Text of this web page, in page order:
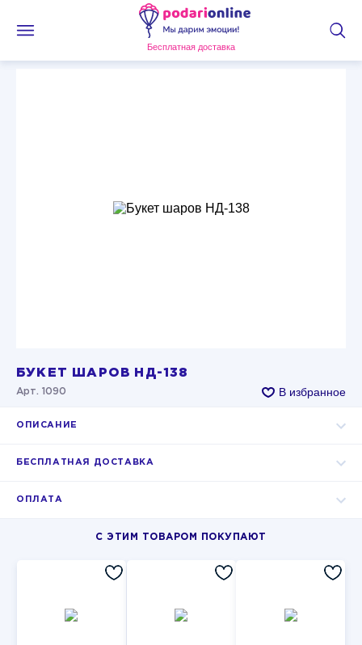
Бесплатная доставка
БУКЕТ ШАРОВ НД-138
Арт. 1090 В избранное
ОПИСАНИЕ
БЕСПЛАТНАЯ ДОСТАВКА
ОПЛАТА
С ЭТИМ ТОВАРОМ ПОКУПАЮТ